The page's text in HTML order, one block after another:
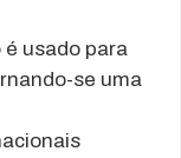
usado para
se uma